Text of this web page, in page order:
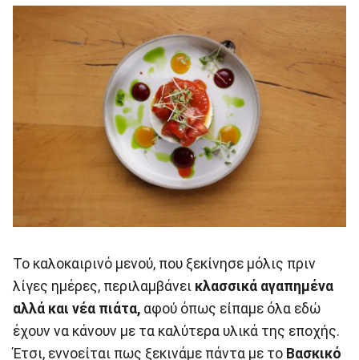
Το καλοκαιρινό μενού, που ξεκίνησε μόλις πριν
λίγες ημέρες, περιλαμβάνει κλασσικά αγαπημένα
αλλά και νέα πιάτα, αφού όπως είπαμε όλα εδώ
έχουν να κάνουν με τα καλύτερα υλικά της εποχής.
Έτσι, εννοείται πως ξεκινάμε πάντα με το Βασκικό